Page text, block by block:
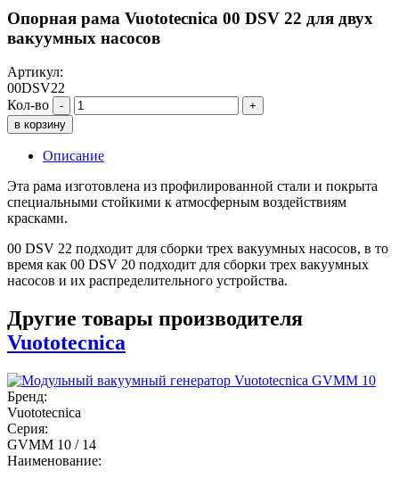
Опорная рама Vuototecnica 00 DSV 22 для двух
вакуумных насосов
Артикул:
00DSV22
Кол-во
-
+
в корзину
Описание
Эта рама изготовлена из профилированной стали и покрыта
специальными стойкими к атмосферным воздействиям
красками.
00 DSV 22 подходит для сборки трех вакуумных насосов, в то
время как 00 DSV 20 подходит для сборки трех вакуумных
насосов и их распределительного устройства.
Другие товары производителя
Vuototecnica
Бренд:
Vuototecnica
Серия:
GVMM 10 / 14
Наименование: